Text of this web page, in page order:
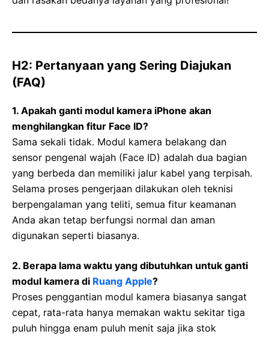
H2: Pertanyaan yang Sering Diajukan
(FAQ)
1. Apakah ganti modul kamera iPhone akan
menghilangkan fitur Face ID?
Sama sekali tidak. Modul kamera belakang dan
sensor pengenal wajah (Face ID) adalah dua bagian
yang berbeda dan memiliki jalur kabel yang terpisah.
Selama proses pengerjaan dilakukan oleh teknisi
berpengalaman yang teliti, semua fitur keamanan
Anda akan tetap berfungsi normal dan aman
digunakan seperti biasanya.
2. Berapa lama waktu yang dibutuhkan untuk ganti
modul kamera di Ruang Apple?
Proses penggantian modul kamera biasanya sangat
cepat, rata-rata hanya memakan waktu sekitar tiga
puluh hingga enam puluh menit saja jika stok